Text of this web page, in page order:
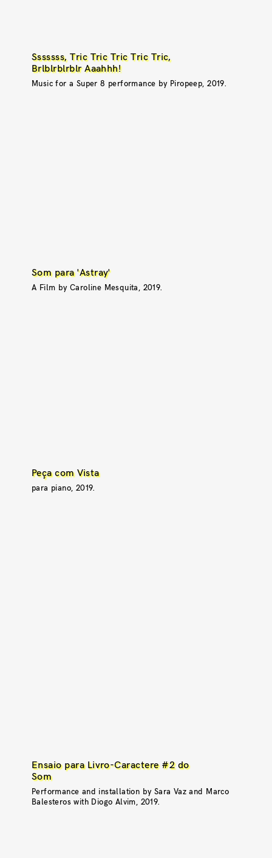
Sssssss, Tric Tric Tric Tric Tric,
Brlblrblrblr Aaahhh!
Music for a Super 8 performance by Piropeep, 2019.
Som para 'Astray'
A Film by Caroline Mesquita, 2019.
Peça com Vista
para piano, 2019.
Ensaio para Livro-Caractere #2 do
Som
Performance and installation by Sara Vaz and Marco
Balesteros with Diogo Alvim, 2019.